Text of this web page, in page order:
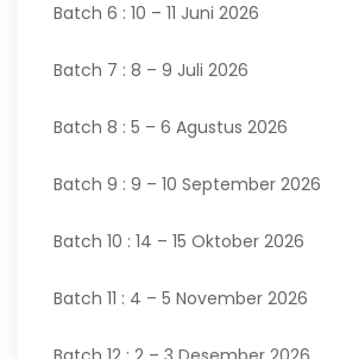
Batch 6 : 10 – 11 Juni 2026
Batch 7 : 8 – 9 Juli 2026
Batch 8 : 5 – 6 Agustus 2026
Batch 9 : 9 – 10 September 2026
Batch 10 : 14 – 15 Oktober 2026
Batch 11 : 4 – 5 November 2026